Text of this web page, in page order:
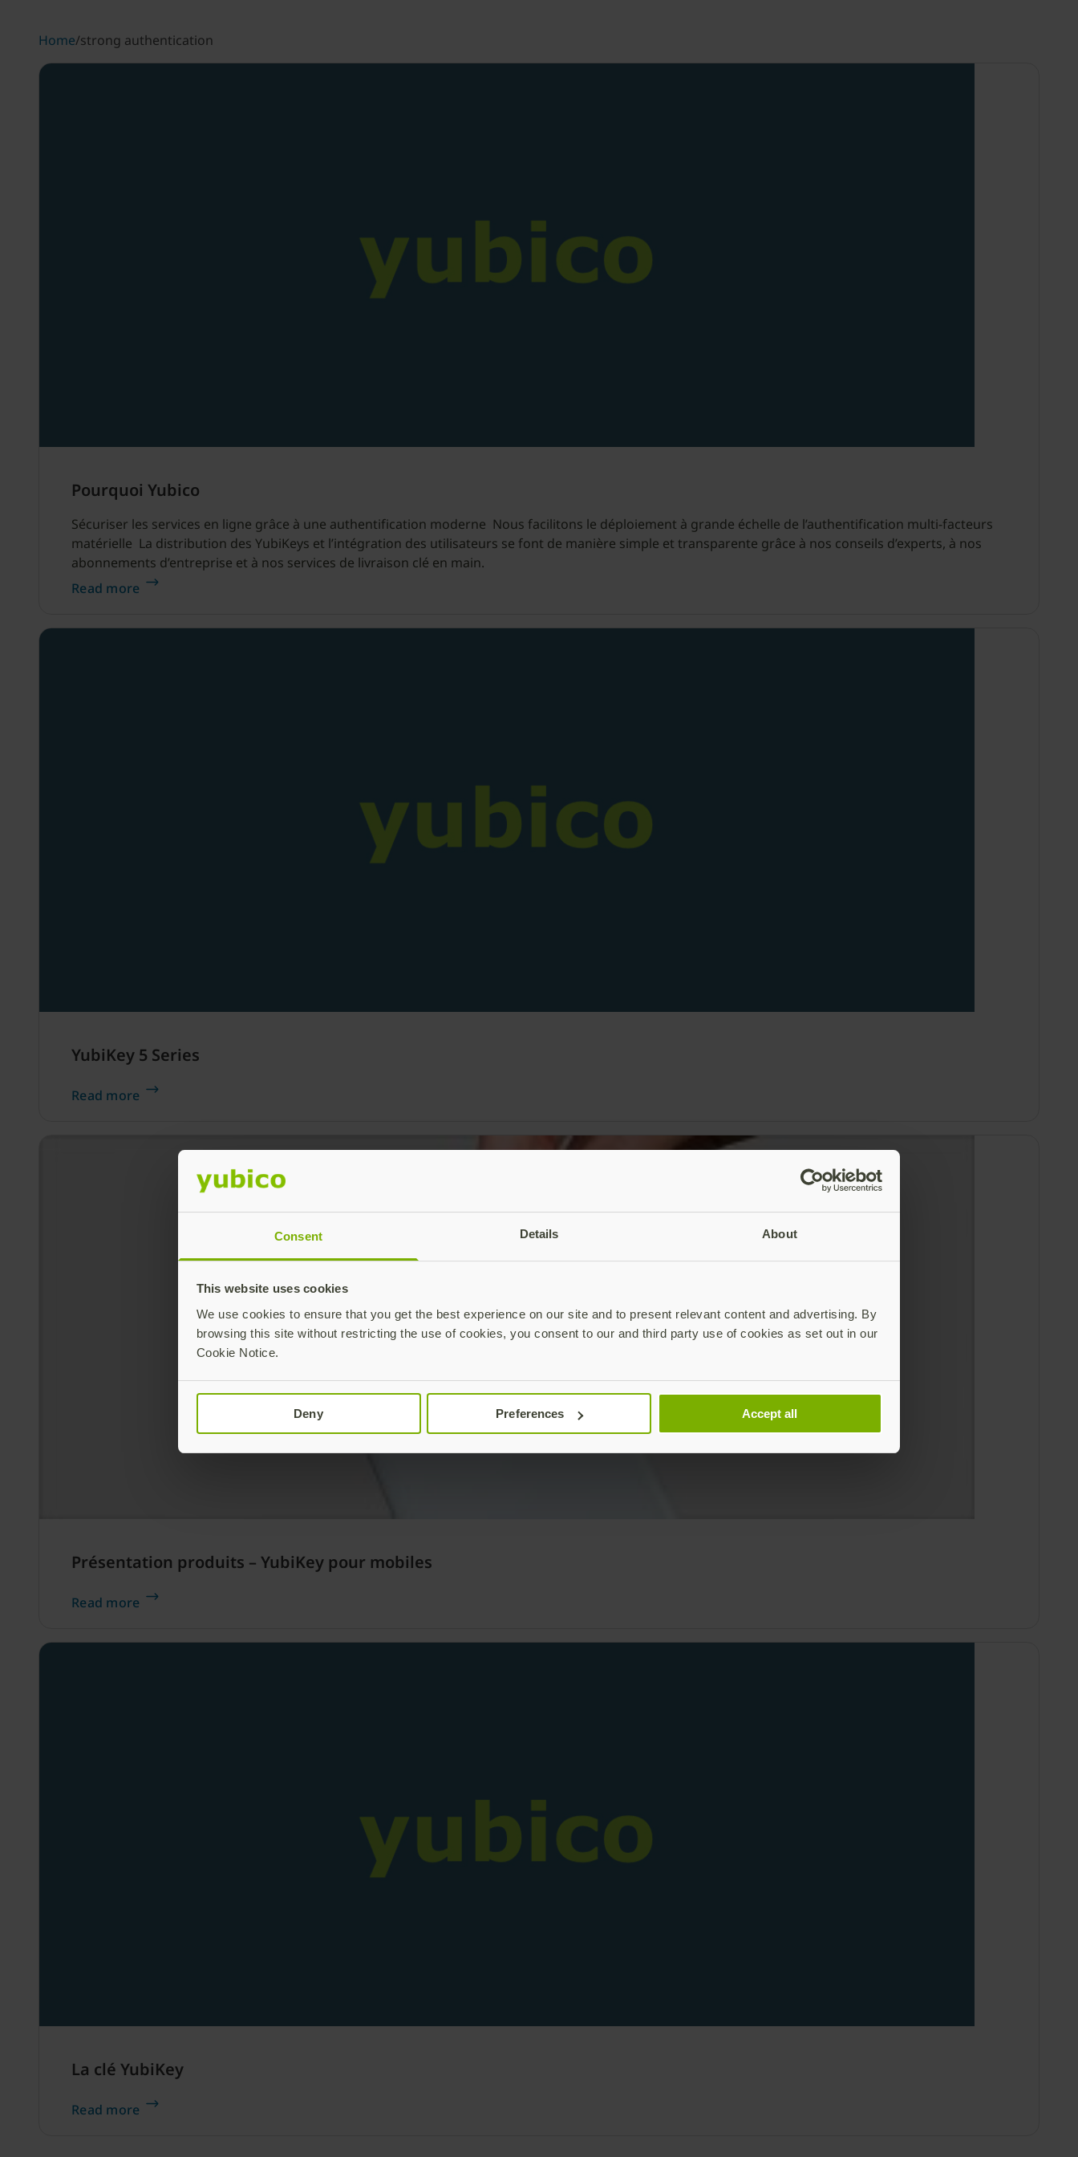
Consent Details About
This website uses cookies
We use cookies to ensure that you get the best experience on our site and to present relevant content and advertising. By
browsing this site without restricting the use of cookies, you consent to our and third party use of cookies as set out in our
Cookie Notice.
Deny Preferences Accept all
Home/strong authentication
Pourquoi Yubico
Sécuriser les services en ligne grâce à une authentification moderne Nous facilitons le déploiement à grande échelle de l’authentification multi-facteurs
matérielle La distribution des YubiKeys et l’intégration des utilisateurs se font de manière simple et transparente grâce à nos conseils d’experts, à nos
abonnements d’entreprise et à nos services de livraison clé en main.
Read more
YubiKey 5 Series
Read more
Présentation produits – YubiKey pour mobiles
Read more
La clé YubiKey
Read more